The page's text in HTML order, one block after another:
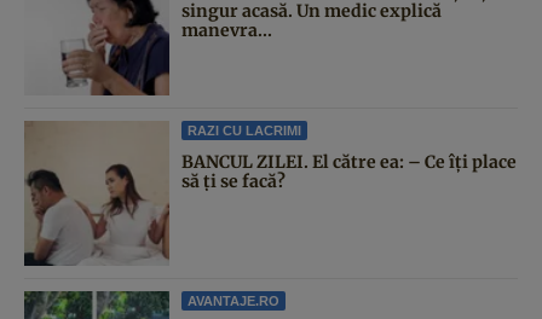
singur acasă. Un medic explică
manevra...
RAZI CU LACRIMI
BANCUL ZILEI. El către ea: – Ce îți place
să ți se facă?
AVANTAJE.RO